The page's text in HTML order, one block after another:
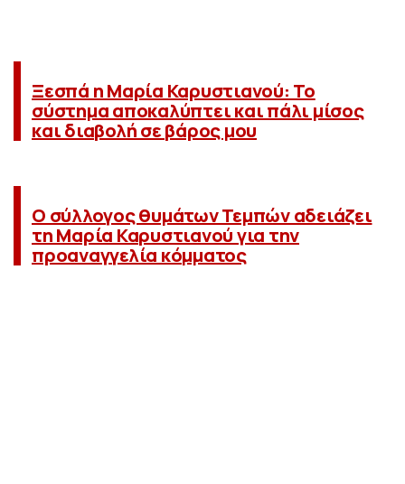
Ξεσπά η Μαρία Καρυστιανού: Το
σύστημα αποκαλύπτει και πάλι μίσος
και διαβολή σε βάρος μου
Ο σύλλογος θυμάτων Τεμπών αδειάζει
τη Μαρία Καρυστιανού για την
προαναγγελία κόμματος